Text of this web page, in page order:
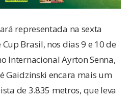
representada na sexta
Brasil, nos dias 9 e 10 de
Internacional Ayrton Senna,
Gaidzinski encara mais um
de 3.835 metros, que leva